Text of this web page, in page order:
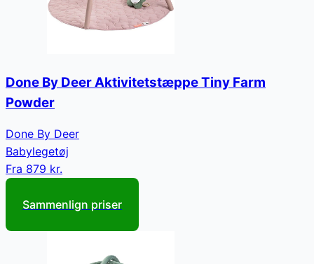
Done By Deer Aktivitetstæppe Tiny Farm
Powder
Done By Deer
Babylegetøj
Fra 879 kr.
Sammenlign priser